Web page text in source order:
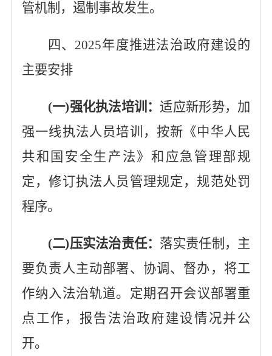
管机制，遏制事故发生。
四、 2025年度推进法治政府建设的
主要安排
(一)强化执法培训：适应新形势，加
强一线执法人员培训，按新《中华人民
共和国安全生产法》和应急管理部规
定，修订执法人员管理规定，规范处罚
程序。
(二)压实法治责任： 落实责任制，主
要负责人主动部署、协调、督办，将工
作纳入法治轨道。定期召开会议部署重
点工作，报告 法治政府建设情况并公
开。